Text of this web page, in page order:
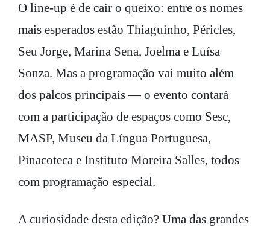
O line-up é de cair o queixo: entre os nomes
mais esperados estão Thiaguinho, Péricles,
Seu Jorge, Marina Sena, Joelma e Luísa
Sonza. Mas a programação vai muito além
dos palcos principais — o evento contará
com a participação de espaços como Sesc,
MASP, Museu da Língua Portuguesa,
Pinacoteca e Instituto Moreira Salles, todos
com programação especial.
A curiosidade desta edição? Uma das grandes